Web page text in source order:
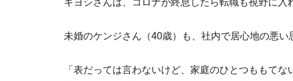
キヨシさんは、コロナが終息したら転職も視野に入
未婚のケンジさん（40歳）も、社内で居心地の悪い
「表だっては言わないけど、家庭のひとつももて